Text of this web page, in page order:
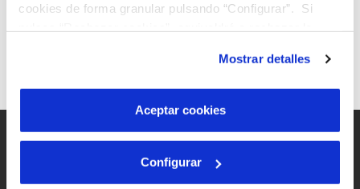
cookies de forma granular pulsando “Configurar”. Si
son indispensables para que el sitio web funcione y que
por tanto no se pueden desactivar. Puedes consultar
más información en nuestraPolítica de Cookies
Mostrar detalles
Aceptar cookies
Configurar